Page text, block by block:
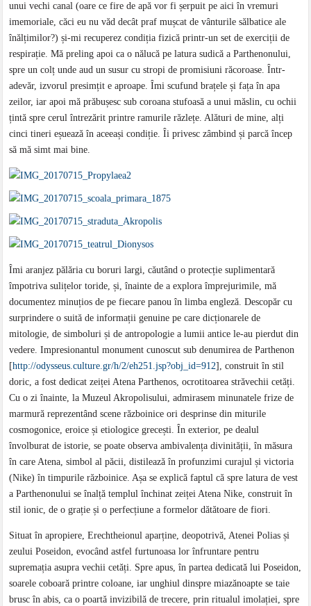
unui vechi canal (oare ce fire de apă vor fi șerpuit pe aici în vremuri
imemoriale, căci eu nu văd decât praf mușcat de vânturile sălbatice ale
înălțimilor?) și-mi recuperez condiția fizică printr-un set de exerciții de
respirație. Mă preling apoi ca o nălucă pe latura sudică a Parthenonului,
spre un colț unde aud un susur cu stropi de promisiuni răcoroase. Într-
adevăr, izvorul presimțit e aproape. Îmi scufund brațele și fața în apa
zeilor, iar apoi mă prăbușesc sub coroana stufoasă a unui măslin, cu ochii
țintă spre cerul întrezărit printre ramurile răzlețe. Alături de mine, alți
cinci tineri eșuează în aceeași condiție. Îi privesc zâmbind și parcă încep
să mă simt mai bine.
Îmi aranjez pălăria cu boruri largi, căutând o protecție suplimentară
împotriva sulițelor toride, și, înainte de a explora împrejurimile, mă
documentez minuțios de pe fiecare panou în limba engleză. Descopăr cu
surprindere o suită de informații genuine pe care dicționarele de
mitologie, de simboluri și de antropologie a lumii antice le-au pierdut din
vedere. Impresionantul monument cunoscut sub denumirea de Parthenon
[http://odysseus.culture.gr/h/2/eh251.jsp?obj_id=912], construit în stil
doric, a fost dedicat zeiței Atena Parthenos, ocrotitoarea străvechii cetăți.
Cu o zi înainte, la Muzeul Akropolisului, admirasem minunatele frize de
marmură reprezentând scene războinice ori desprinse din miturile
cosmogonice, eroice și etiologice grecești. În exterior, pe dealul
învolburat de istorie, se poate observa ambivalența divinității, în măsura
în care Atena, simbol al păcii, distilează în profunzimi curajul și victoria
(Nike) în timpurile războinice. Așa se explică faptul că spre latura de vest
a Parthenonului se înalță templul închinat zeiței Atena Nike, construit în
stil ionic, de o grație și o perfecțiune a formelor dătătoare de fiori.
Situat în apropiere, Erechtheionul aparține, deopotrivă, Atenei Polias și
zeului Poseidon, evocând astfel furtunoasa lor înfruntare pentru
supremația asupra vechii cetăți. Spre apus, în partea dedicată lui Poseidon,
soarele coboară printre coloane, iar unghiul dinspre miazănoapte se taie
brusc în abis, ca o poartă invizibilă de trecere, prin ritualul imolației, spre